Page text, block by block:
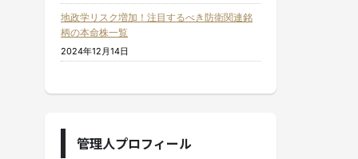
地政学リスク増加！注目するべき防衛関連銘
柄の本命株一覧
2024年12月14日
管理人プロフィール